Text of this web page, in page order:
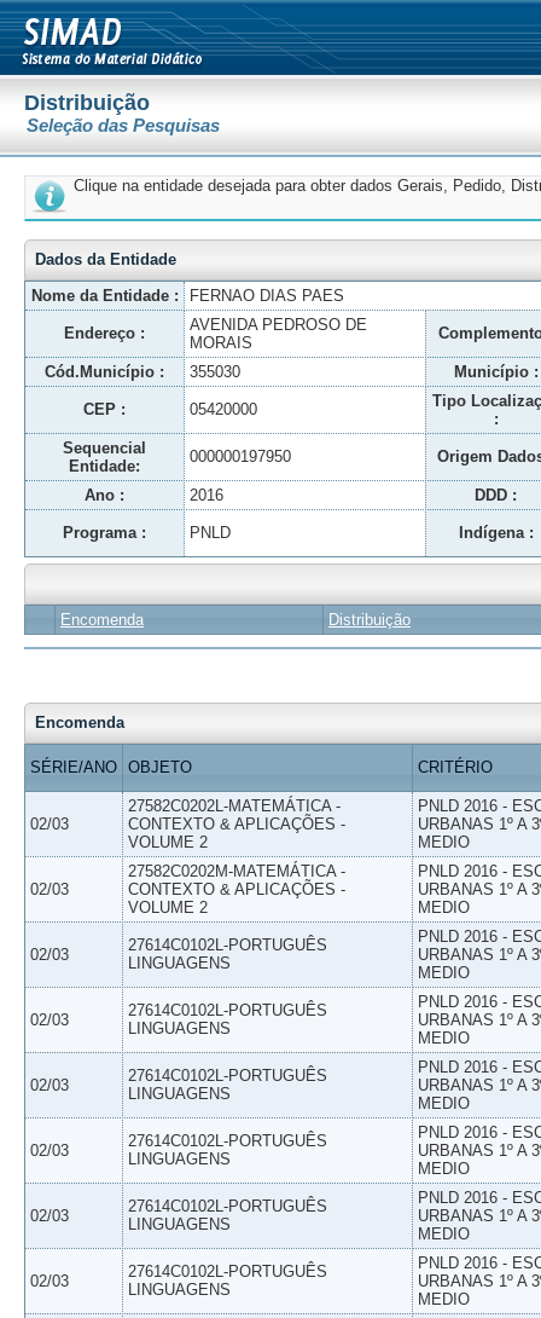
Distribuição
Seleção das Pesquisas
Clique na entidade desejada para obter dados Gerais, Pedido,
Dados da Entidade
Nome da Entidade :
FERNAO DIAS PAES
Endereço :
AVENIDA PEDROSO DE
MORAIS
Cód.Município : 355030 Município :
CEP : 05420000
Tipo
:
Sequencial
Entidade:
000000197950 Origem
Ano : 2016 DDD :
Programa : PNLD Indígena :
Encomenda Distribuição
Encomenda
SÉRIE/ANO OBJETO CRITÉRIO
02/03
27582C0202L-MATEMÁTICA -
CONTEXTO & APLICAÇÕES -
VOLUME 2
PNLD 2016 -
URBANAS 1º A
MEDIO
02/03
27582C0202M-MATEMÁTICA -
CONTEXTO & APLICAÇÕES -
VOLUME 2
PNLD 2016 -
URBANAS 1º A
MEDIO
02/03
27614C0102L-PORTUGUÊS
LINGUAGENS
PNLD 2016 -
URBANAS 1º A
MEDIO
02/03
27614C0102L-PORTUGUÊS
LINGUAGENS
PNLD 2016 -
URBANAS 1º A
MEDIO
02/03
27614C0102L-PORTUGUÊS
LINGUAGENS
PNLD 2016 -
URBANAS 1º A
MEDIO
02/03
27614C0102L-PORTUGUÊS
LINGUAGENS
PNLD 2016 -
URBANAS 1º A
MEDIO
02/03
27614C0102L-PORTUGUÊS
LINGUAGENS
PNLD 2016 -
URBANAS 1º A
MEDIO
02/03
27614C0102L-PORTUGUÊS
LINGUAGENS
PNLD 2016 -
URBANAS 1º A
MEDIO